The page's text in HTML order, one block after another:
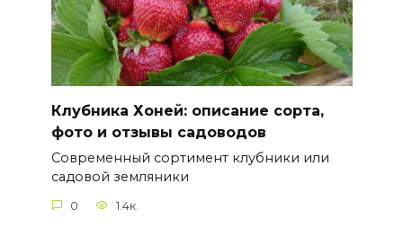
Клубника Хоней: описание сорта,
фото и отзывы садоводов
Современный сортимент клубники или
садовой земляники
0 1.4к.